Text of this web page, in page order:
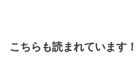
こちらも読まれています！